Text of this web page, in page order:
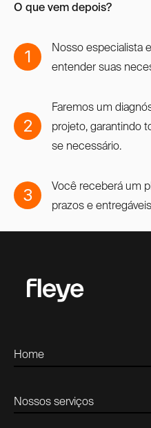
O que vem depois?
1
Nosso especialista
entender suas
2
Faremos um
projeto, garantindo
se necessário.
3
Você receberá um
prazos e
Home
Nossos serviços